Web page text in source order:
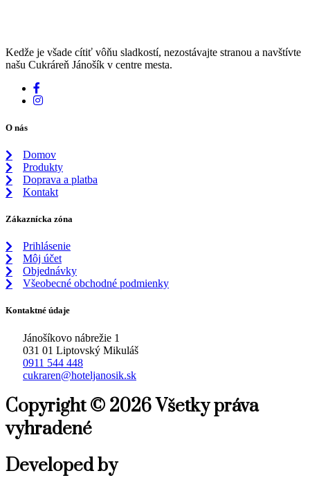
Kedže je všade cítiť vôňu sladkostí, nezostávajte stranou a navštívte
našu Cukráreň Jánošík v centre mesta.
O nás
Domov
Produkty
Doprava a platba
Kontakt
Zákaznícka zóna
Prihlásenie
Môj účet
Objednávky
Všeobecné obchodné podmienky
Kontaktné údaje
Jánošíkovo nábrežie 1
031 01 Liptovský Mikuláš
0911 544 448
cukraren@hoteljanosik.sk
Copyright © 2026 Všetky práva
vyhradené
Developed by